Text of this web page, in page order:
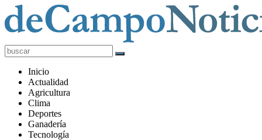
deCampoNoticias
Actualidad
Agropecuaria
Inicio
Actualidad
Agricultura
Clima
Deportes
Ganadería
Tecnología